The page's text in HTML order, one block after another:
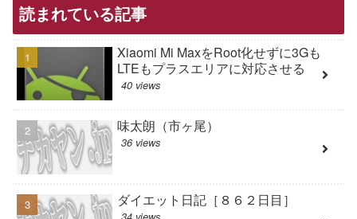
読まれている記事
Xiaomi Mi MaxをRoot化せずに3Gも
LTEもプラスエリアに対応させる
40 views
味太朗（市ヶ尾）
36 views
ダイエット日記［８６２日目］